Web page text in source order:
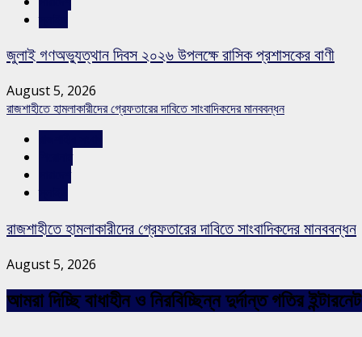
জুলাই গণঅভ্যুত্থান দিবস ২০২৬ উপলক্ষে রাসিক প্রশাসকের বাণী
August 5, 2026
রাজশাহীতে হামলাকারীদের গ্রেফতারের দাবিতে সাংবাদিকদের মানববন্ধন
রাজশাহীতে হামলাকারীদের গ্রেফতারের দাবিতে সাংবাদিকদের মানববন্ধন
August 5, 2026
আমরা দিচ্ছি বাধাহীন ও নিরবিচ্ছিন্ন দুর্দান্ত গতির